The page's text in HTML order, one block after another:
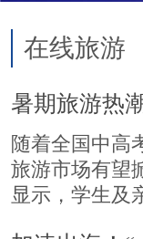
在线旅游
暑期旅游热
随着全国中高
旅游市场有望
显示，学生及